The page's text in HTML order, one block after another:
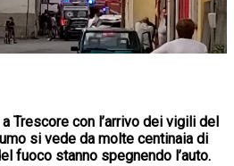
Trescore con l’arrivo dei vigili del
si vede da molte centinaia di
fuoco stanno spegnendo l’auto.